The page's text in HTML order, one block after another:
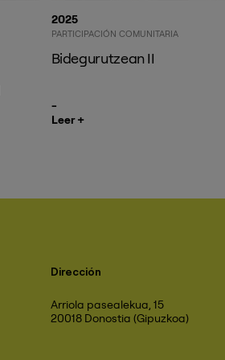
2025
PARTICIPACIÓN COMUNITARIA
Bidegurutzean II
Leer +
Dirección
Arriola pasealekua, 15
20018 Donostia (Gipuzkoa)